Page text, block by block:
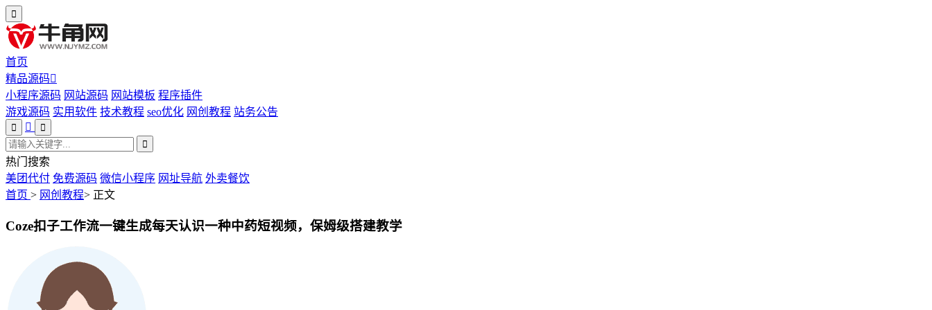
首页
精品源码
小程序源码 网站源码 网站模板 程序插件
游戏源码 实用软件 技术教程 seo优化 网创教程 站务公告
热门搜索
美团代付 免费源码 微信小程序 网址导航 外卖餐饮
首页 > 网创教程> 正文
Coze扣子工作流一键生成每天认识一种中药短视频，保姆级搭建教学